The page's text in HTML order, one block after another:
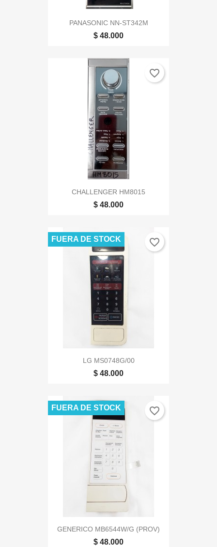
PANASONIC NN-ST342M
$ 48.000
CHALLENGER HM8015
$ 48.000
favorite_border
LG MS0748G/00
$ 48.000
FUERA DE STOCK favorite_border
GENERICO MB6544W/G (PROV)
$ 48.000
FUERA DE STOCK favorite_border